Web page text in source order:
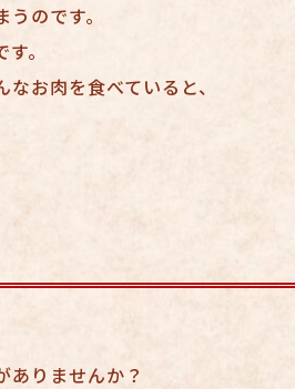
のです。
。
お肉を食べていると、
ありませんか？